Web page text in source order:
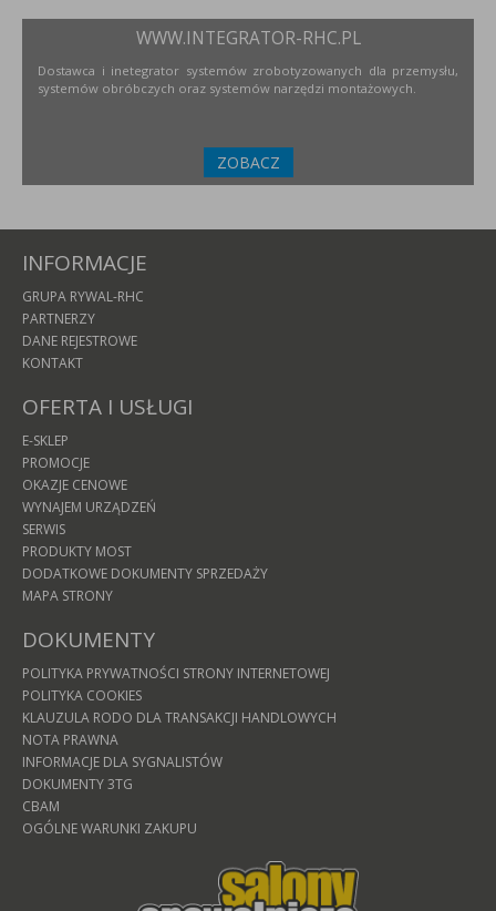
WWW.INTEGRATOR-RHC.PL
Dostawca i inetegrator systemów zrobotyzowanych dla przemysłu,
systemów obróbczych oraz systemów narzędzi montażowych.
ZOBACZ
INFORMACJE
GRUPA RYWAL-RHC
PARTNERZY
DANE REJESTROWE
KONTAKT
OFERTA I USŁUGI
E-SKLEP
PROMOCJE
OKAZJE CENOWE
WYNAJEM URZĄDZEŃ
SERWIS
PRODUKTY MOST
DODATKOWE DOKUMENTY SPRZEDAŻY
MAPA STRONY
DOKUMENTY
POLITYKA PRYWATNOŚCI STRONY INTERNETOWEJ
POLITYKA COOKIES
KLAUZULA RODO DLA TRANSAKCJI HANDLOWYCH
NOTA PRAWNA
INFORMACJE DLA SYGNALISTÓW
DOKUMENTY 3TG
CBAM
OGÓLNE WARUNKI ZAKUPU